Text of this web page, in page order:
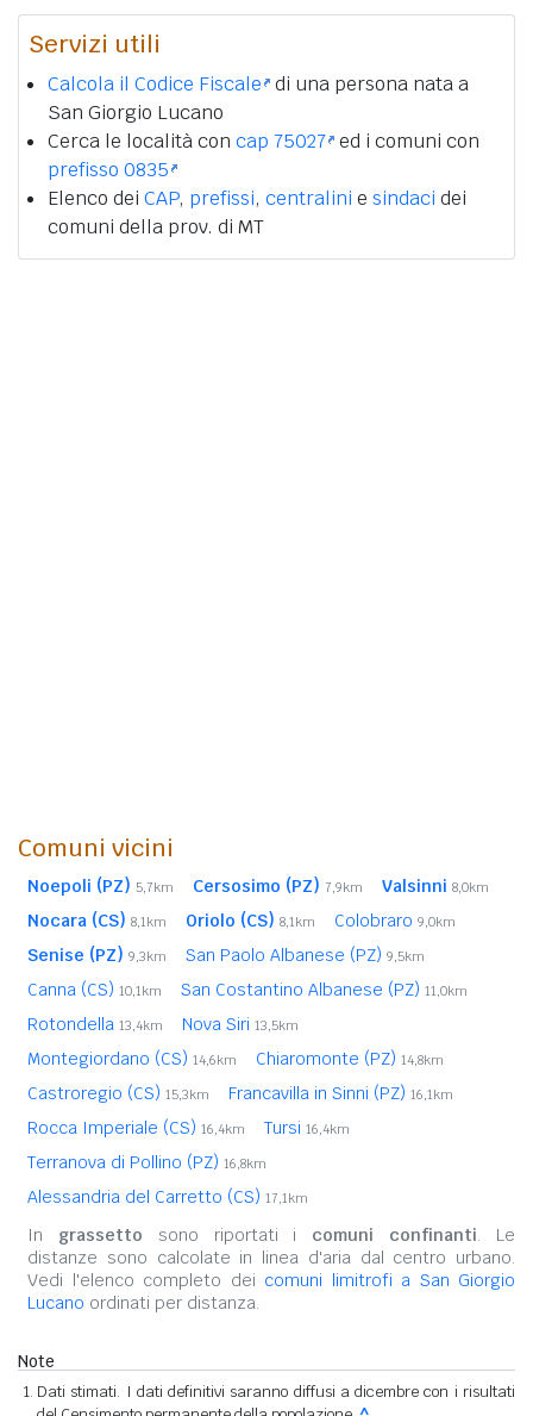
Servizi utili
Calcola il Codice Fiscale di una persona nata a
San Giorgio Lucano
Cerca le località con cap 75027 ed i comuni con
prefisso 0835
Elenco dei CAP, prefissi, centralini e sindaci dei
comuni della prov. di MT
Comuni vicini
Noepoli (PZ) 5,7km Cersosimo (PZ) 7,9km Valsinni 8,0km
Nocara (CS) 8,1km Oriolo (CS) 8,1km Colobraro 9,0km
Senise (PZ) 9,3km San Paolo Albanese (PZ) 9,5km
Canna (CS) 10,1km San Costantino Albanese (PZ) 11,0km
Rotondella 13,4km Nova Siri 13,5km
Montegiordano (CS) 14,6km Chiaromonte (PZ) 14,8km
Castroregio (CS) 15,3km Francavilla in Sinni (PZ) 16,1km
Rocca Imperiale (CS) 16,4km Tursi 16,4km
Terranova di Pollino (PZ) 16,8km
Alessandria del Carretto (CS) 17,1km
In grassetto sono riportati i comuni confinanti. Le
distanze sono calcolate in linea d'aria dal centro urbano.
Vedi l'elenco completo dei comuni limitrofi a San Giorgio
Lucano ordinati per distanza.
Note
Dati stimati. I dati definitivi saranno diffusi a dicembre con i risultati